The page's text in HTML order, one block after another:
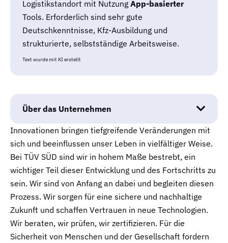
Logistikstandort mit Nutzung App-basierter
Tools. Erforderlich sind sehr gute
Deutschkenntnisse, Kfz-Ausbildung und
strukturierte, selbstständige Arbeitsweise.
Text wurde mit KI erstellt
Über das Unternehmen
Innovationen bringen tiefgreifende Veränderungen mit
sich und beeinflussen unser Leben in vielfältiger Weise.
Bei TÜV SÜD sind wir in hohem Maße bestrebt, ein
wichtiger Teil dieser Entwicklung und des Fortschritts zu
sein. Wir sind von Anfang an dabei und begleiten diesen
Prozess. Wir sorgen für eine sichere und nachhaltige
Zukunft und schaffen Vertrauen in neue Technologien.
Wir beraten, wir prüfen, wir zertifizieren. Für die
Sicherheit von Menschen und der Gesellschaft fordern